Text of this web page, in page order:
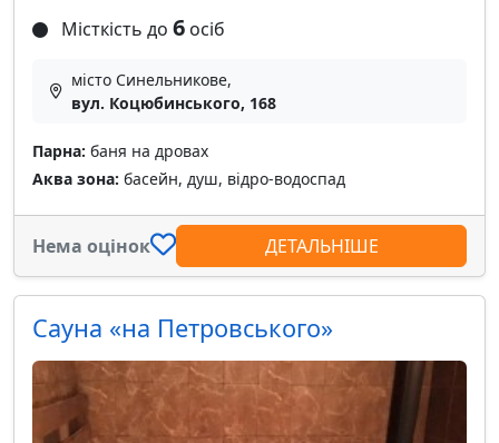
Місткість до 6 осіб
місто Синельникове,
вул. Коцюбинського, 168
Парна: баня на дровах
Аква зона: басейн, душ, відро-водоспад
Нема оцінок ДЕТАЛЬНІШЕ
Сауна «на Петровського»